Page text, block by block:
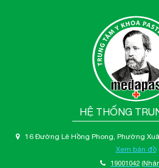
HỆ THỐNG
16 Đường Lê Hồng Phong, Phường
Xem bản đồ
19001042